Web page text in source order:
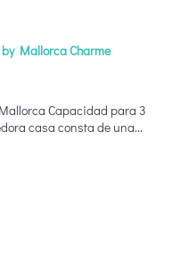
Mallorca Charme
Capacidad para 3
casa consta de una...